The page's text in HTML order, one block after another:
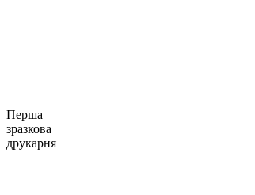
Перша
зразкова
друкарня